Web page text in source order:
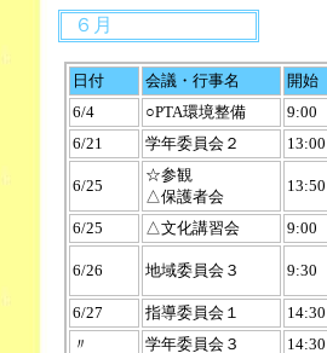
６月
日付 会議・行事名
開始
6/4
○PTA環境整備
9:00
6/21
学年委員会２ 13:00
6/25
☆参観
△保護者会
13:50
6/25 △文化講習会 9:00
6/26 地域委員会３ 9:30
6/27 指導委員会１
14:30
〃
学年委員会３ 14:30